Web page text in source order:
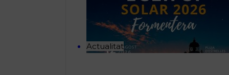
Actualitat